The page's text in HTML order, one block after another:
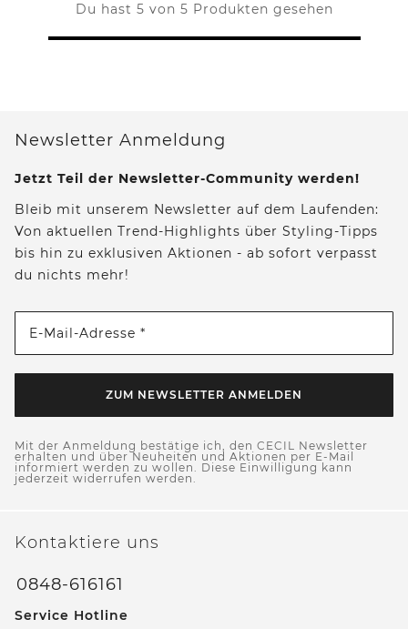
Du hast 5 von 5 Produkten gesehen
Newsletter Anmeldung
Jetzt Teil der Newsletter-Community werden!
Bleib mit unserem Newsletter auf dem Laufenden:
Von aktuellen Trend-Highlights über Styling-Tipps
bis hin zu exklusiven Aktionen - ab sofort verpasst
du nichts mehr!
E-Mail-Adresse *
ZUM NEWSLETTER ANMELDEN
Mit der Anmeldung bestätige ich, den CECIL Newsletter
erhalten und über Neuheiten und Aktionen per E-Mail
informiert werden zu wollen. Diese Einwilligung kann
jederzeit widerrufen werden.
Kontaktiere uns
0848-616161
Service Hotline